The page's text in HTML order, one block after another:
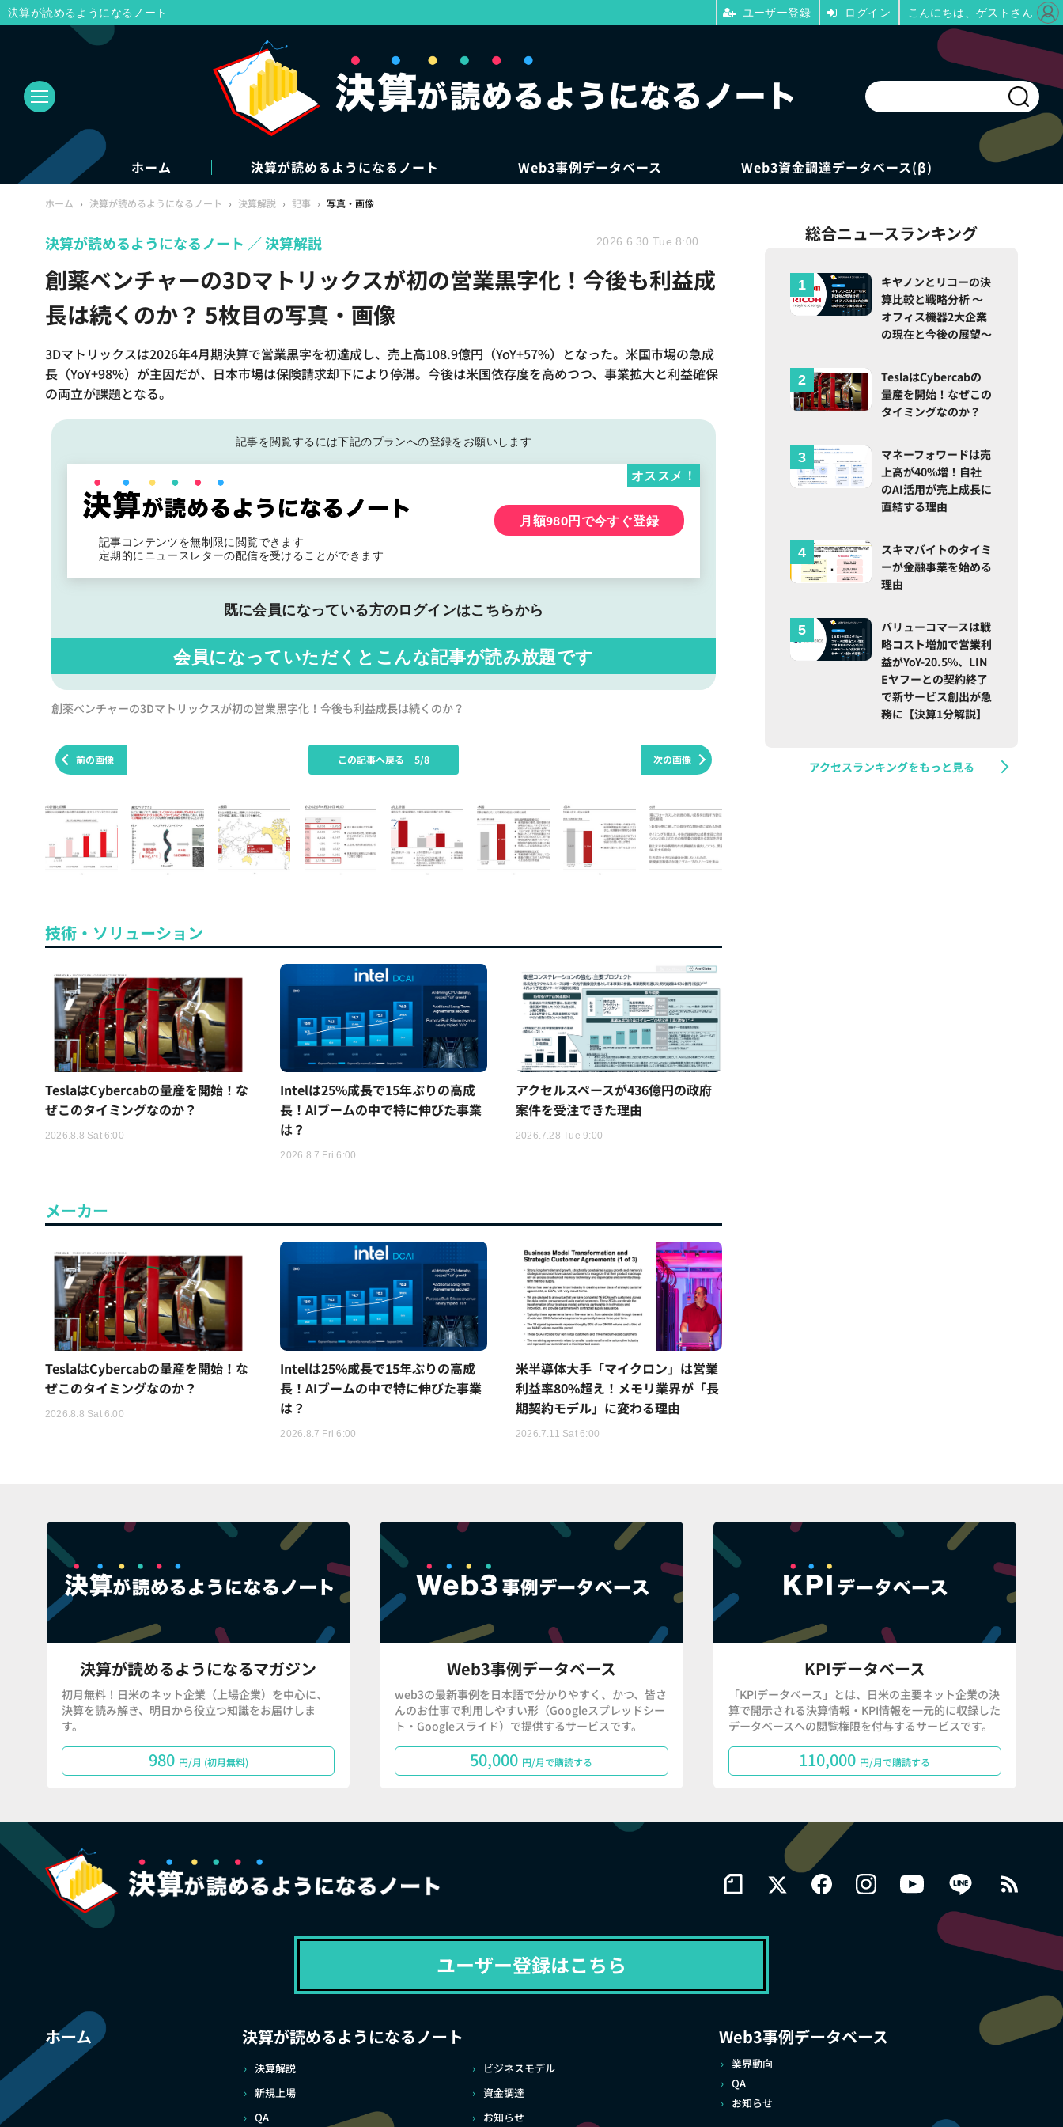
ホーム 決算が読めるようになるノート Web3事例データベース Web3資金調達データベース(β)
ホーム › 決算が読めるようになるノート › 決算解説 › 記事 › 写真・画像
創薬ベンチャーの3Dマトリックスが初の営業黒字化！今後も利益成
長は続くのか？ 5枚目の写真・画像
3Dマトリックスは2026年4月期決算で営業黒字を初達成し、売上高108.9億円（YoY+57%）となった。米国市場の急成
長（YoY+98%）が主因だが、日本市場は保険請求却下により停滞。今後は米国依存度を高めつつ、事業拡大と利益確保
の両立が課題となる。
決算が読めるようになるノート 決算解説 2026.6.30 Tue 8:00
記事を閲覧するには下記のプランへの登録をお願いします
記事コンテンツを無制限に閲覧できます
定期的にニュースレターの配信を受けることができます
オススメ！
月額980円で今すぐ登録
既に会員になっている方のログインはこちらから
会員になっていただくと こんな記事が読み放題です
創薬ベンチャーの3Dマトリックスが初の営業黒字化！今後も利益成長は続くのか？
前の画像 次の画像
この記事へ戻る 5/8
技術・ソリューション
TeslaはCybercabの量産を開始！な
ぜこのタイミングなのか？
2026.8.8 Sat 6:00
Intelは25%成長で15年ぶりの高成
長！AIブームの中で特に伸びた事業
は？
2026.8.7 Fri 6:00
アクセルスペースが436億円の政府
案件を受注できた理由
2026.7.28 Tue 9:00
メーカー
TeslaはCybercabの量産を開始！な
ぜこのタイミングなのか？
2026.8.8 Sat 6:00
Intelは25%成長で15年ぶりの高成
長！AIブームの中で特に伸びた事業
は？
2026.8.7 Fri 6:00
米半導体大手「マイクロン」は営業
利益率80%超え！メモリ業界が「長
期契約モデル」に変わる理由
2026.7.11 Sat 6:00
総合ニュースランキング
キヤノンとリコーの決
算比較と戦略分析 ～
オフィス機器2大企業
の現在と今後の展望～
TeslaはCybercabの
量産を開始！なぜこの
タイミングなのか？
マネーフォワードは売
上高が40%増！自社
のAI活用が売上成長に
直結する理由
スキマバイトのタイミ
ーが金融事業を始める
理由
バリューコマースは戦
略コスト増加で営業利
益がYoY-20.5%、LIN
Eヤフーとの契約終了
で新サービス創出が急
務に【決算1分解説】
アクセスランキングをもっと見る
決算が読めるようになるマガジン
初月無料！日米のネット企業（上場企業）を中心に、
決算を読み解き、明日から役立つ知識をお届けしま
す。
980 円/月 (初月無料)
Web3事例データベース
web3の最新事例を日本語で分かりやすく、かつ、皆さ
んのお仕事で利用しやすい形（Googleスプレッドシー
ト・Googleスライド）で提供するサービスです。
50,000 円/月で購読する
KPIデータベース
「KPIデータベース」とは、日米の主要ネット企業の決
算で開示される決算情報・KPI情報を一元的に収録した
データベースへの閲覧権限を付与するサービスです。
110,000 円/月で購読する
ユーザー登録はこちら
ホーム 決算が読めるようになるノート
決算解説
ビジネスモデル
新規上場
資金調達
QA
お知らせ
Web3事例データベース
業界動向
QA
お知らせ
決算が読めるようになるノート ユーザー登録 ログイン こんにちは、ゲストさん